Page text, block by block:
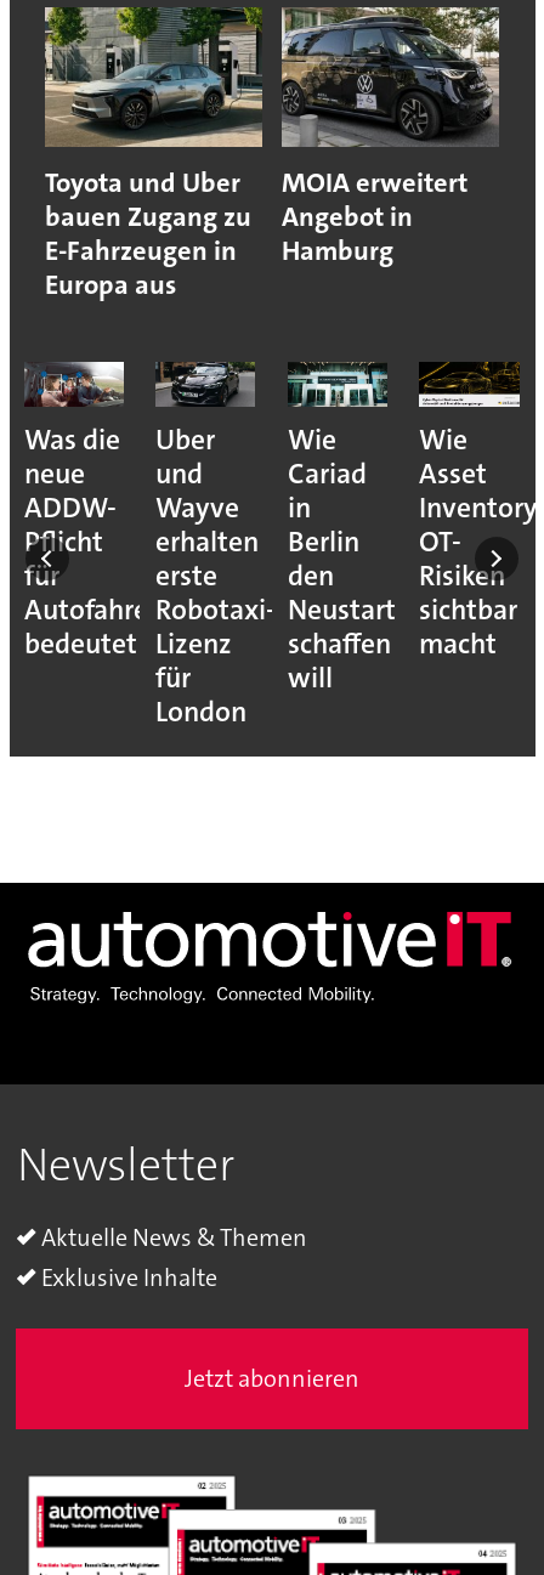
Toyota und Uber
bauen Zugang zu
E-Fahrzeugen in
Europa aus
MOIA erweitert
Angebot in
Hamburg
Was die
neue
ADDW-
Pflicht
für
Autofahrer
bedeutet
Uber
und
Wayve
erhalten
erste
Robotaxi-
Lizenz
für
London
Wie
Cariad
in
Berlin
den
Neustart
schaffen
will
Wie
Asset
Inventory
OT-
Risiken
sichtbar
macht
Newsletter
Aktuelle News & Themen
Exklusive Inhalte
Jetzt abonnieren